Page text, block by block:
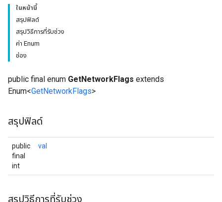
ในหน้านี้
สรุปฟิลด์
สรุปวิธีการที่รับช่วง
ค่า Enum
ช่อง
public final enum GetNetworkFlags extends
Enum<GetNetworkFlags>
สรุปฟิลด์
public
final
int
val
สรุปวิธีการที่รับช่วง